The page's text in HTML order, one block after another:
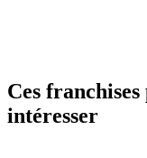
Ces franchises
intéresser